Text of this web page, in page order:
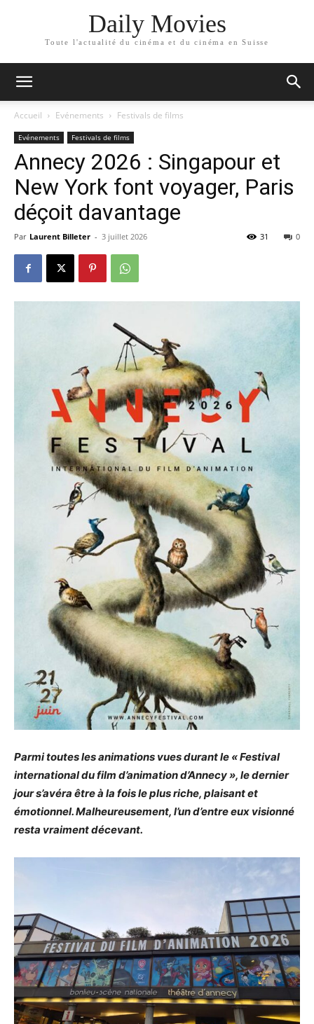
Daily Movies
Toute l'actualité du cinéma et du cinéma en Suisse
Accueil Evénements Festivals de films
Evénements Festivals de films
Annecy 2026 : Singapour et
New York font voyager, Paris
déçoit davantage
Par Laurent Billeter - 3 juillet 2026 0
31
Parmi toutes les animations vues durant le « Festival
international du film d’animation d’Annecy », le dernier
jour s’avéra être à la fois le plus riche, plaisant et
émotionnel. Malheureusement, l’un d’entre eux visionné
resta vraiment décevant.